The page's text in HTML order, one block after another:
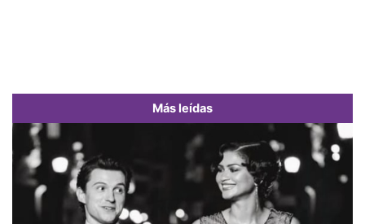
Más leídas